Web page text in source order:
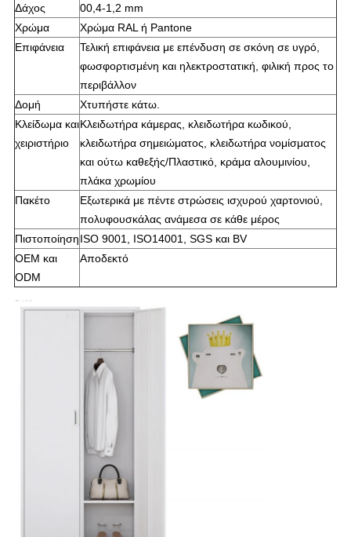
Δάχος
00,4-1,2 mm
Χρώμα
Χρώμα RAL ή Pantone
Επιφάνεια
Τελική επιφάνεια με επένδυση σε σκόνη σε υγρό,
φωσφορτισμένη και ηλεκτροστατική, φιλική προς το
περιβάλλον
Δομή
Χτυπήστε κάτω.
Κλείδωμα και
χειριστήριο
Κλειδωτήρα κάμερας, κλειδωτήρα κωδικού,
κλειδωτήρα σημειώματος, κλειδωτήρα νομίσματος
και ούτω καθεξής/Πλαστικό, κράμα αλουμινίου,
πλάκα χρωμίου
Πακέτο
Εξωτερικά με πέντε στρώσεις ισχυρού χαρτονιού,
πολυφουσκάλας ανάμεσα σε κάθε μέρος
ΠιστοποίησηISO 9001, ISO14001, SGS και BV
OEM και
ODM
Αποδεκτό